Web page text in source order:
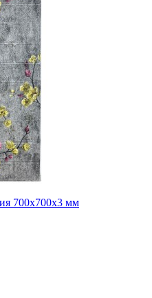
700x700x3 мм